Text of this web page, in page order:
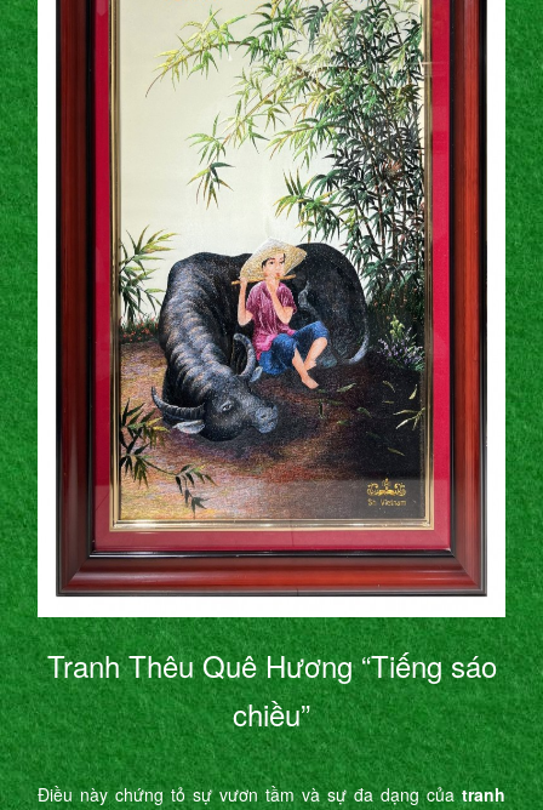
Tranh Thêu Quê Hương “Tiếng sáo
chiều”
Điều này chứng tỏ sự vươn tầm và sự đa dạng củatranh